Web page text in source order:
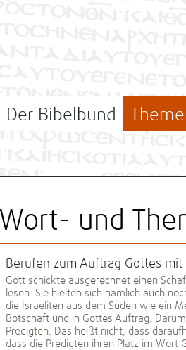
Der Bibelbund
Wort- und
Berufen zum Auftrag Gottes
Gott schickte ausgerechnet einen
lesen. Sie hielten sich nämlich auch
die Israeliten aus dem Süden wie ein
Botschaft und in Gottes Auftrag.
Predigten. Das heißt nicht, dass
dass die Predigten ihren Platz im Wort